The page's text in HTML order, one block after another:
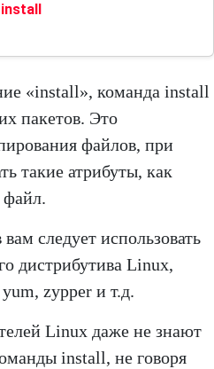
«install», команда install
пакетов. Это
файлов, при
такие атрибуты, как
файл.
следует использовать
дистрибутива Linux,
zypper и т.д.
Linux даже не знают
install, не говоря